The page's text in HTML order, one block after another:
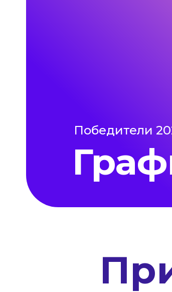
Победители